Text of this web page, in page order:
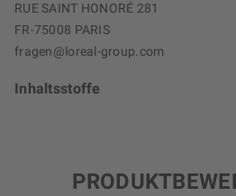
RUE SAINT HONORÉ 281
FR-75008 PARIS
fragen@loreal-group.com
Inhaltsstoffe